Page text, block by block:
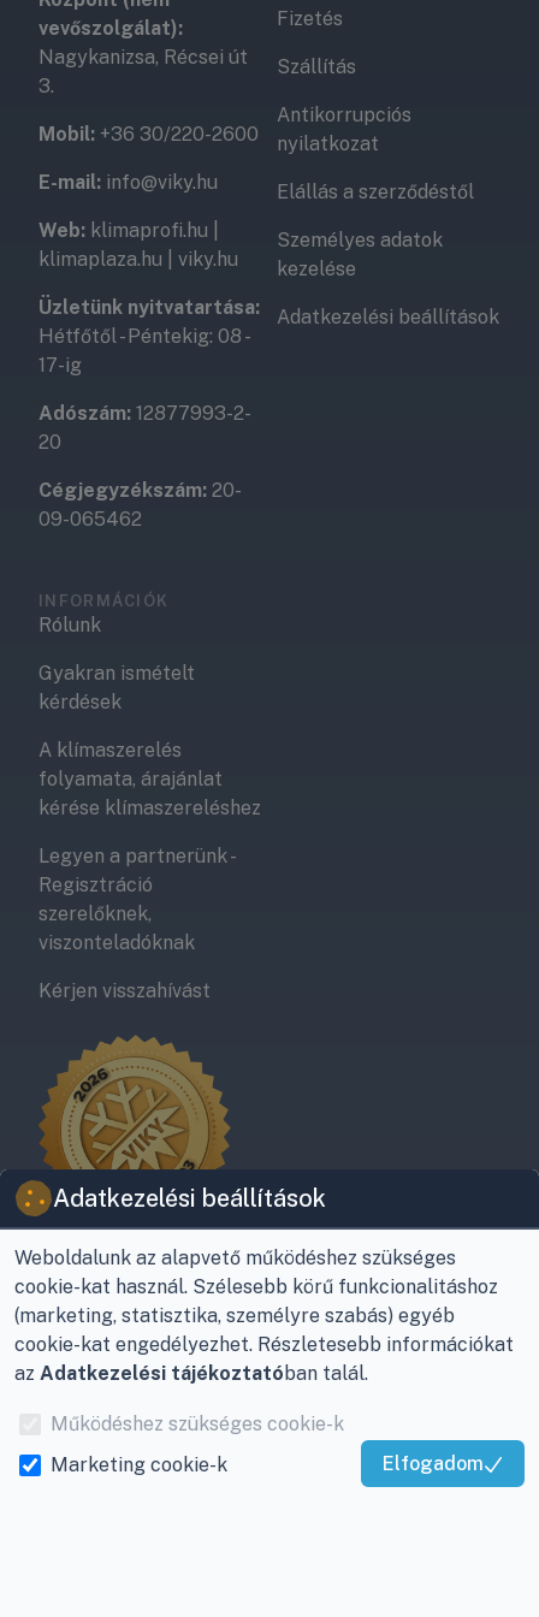
ajánlott a páraérzékelős (HY) modellek választása,
amelyek automatikusan bekapcsolnak, ha a levegő
páratartalma megnő. Rendkívül hasznos az időzítő
(utófutás) funkció, valamint a beépített pillangószelep
is, amely kikapcsolt állapotban megakadályozza a kinti
hideg levegő vagy a kellemetlen szagok
visszaáramlását a csőből.
vevőszolgálat):
Nagykanizsa, Récsei út
3.
Mobil: +36 30/220-2600
E-mail: info@viky.hu
Web: klimaprofi.hu
klimaplaza.hu
viky.hu
Üzletünk nyitvatartása:
Hétfőtől - Péntekig: 08 -
17-ig
Adószám: 12877993-2-
20
Cégjegyzékszám: 20-
09-065462
Fizetés
Szállítás
Antikorrupciós
nyilatkozat
Elállás a szerződéstől
Személyes adatok
kezelése
Adatkezelési beállítások
INFORMÁCIÓK
Rólunk
Gyakran ismételt
kérdések
A klímaszerelés
folyamata, árajánlat
kérése klímaszereléshez
Legyen a partnerünk -
Regisztráció
szerelőknek,
viszonteladóknak
Kérjen visszahívást
8800 Nagykanizsa, Buda Ernő utca 21.
+36-30/220-2600
Adatkezelési beállítások
Weboldalunk az alapvető működéshez szükséges
cookie-kat használ. Szélesebb körű funkcionalitáshoz
(marketing, statisztika, személyre szabás) egyéb
cookie-kat engedélyezhet. Részletesebb információkat
az Adatkezelési tájékoztatóban talál.
Működéshez szükséges cookie-k
Marketing cookie-k
Elfogadom